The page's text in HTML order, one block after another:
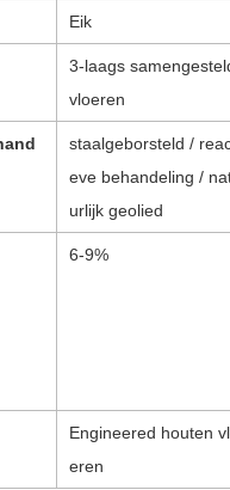
Eik
3-laags
vloeren
staalgeborsteld /
eve behandeling /
urlijk geolied
6-9%
Engineered houten
eren